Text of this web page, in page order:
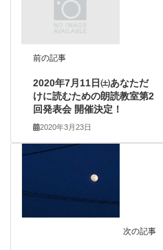
前の記事
2020年7月11日㈯あなただ
けに読むための朗読教室第2
回発表会 開催決定！
2020年3月23日
次の記事